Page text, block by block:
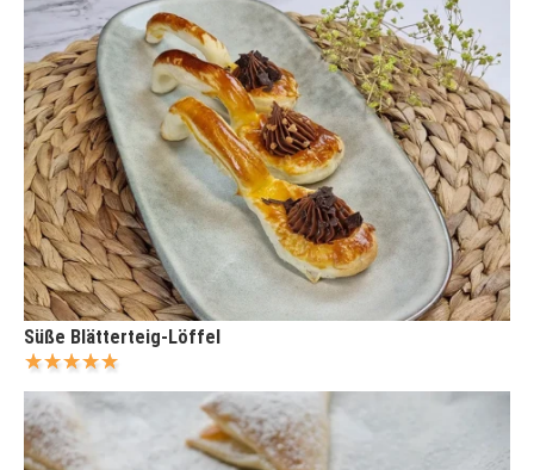
Süße Blätterteig-Löffel